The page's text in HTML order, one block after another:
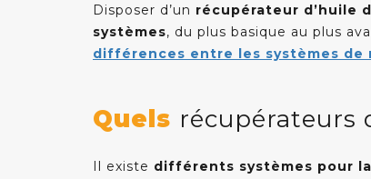
Disposer d’un récupérateur d’huile
systèmes, du plus basique au plus
différences entre les systèmes de
Quels récupérateurs
Il existe différents systèmes pour